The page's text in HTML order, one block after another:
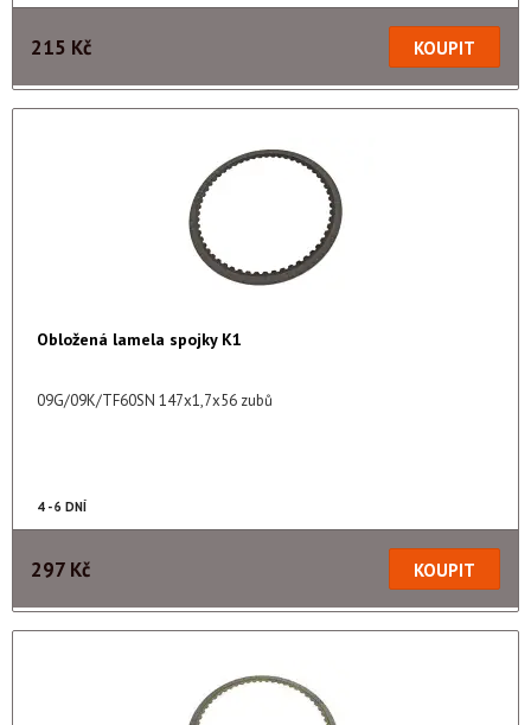
215 Kč
Obložená lamela spojky K1
09G/09K/TF60SN 147x1,7x56 zubů
4 - 6 DNÍ
297 Kč